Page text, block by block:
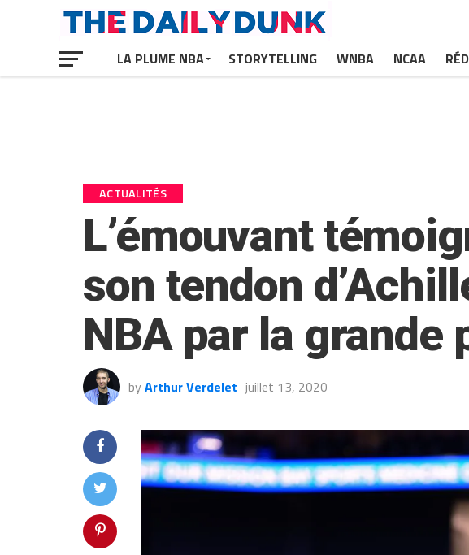
LA PLUME NBA STORYTELLING WNBA NCAA
ACTUALITÉS
L’émouvant
son tendon
NBA par la grande
by Arthur Verdelet juillet 13, 2020